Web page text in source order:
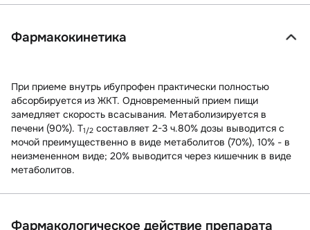
Фармакокинетика
При приеме внутрь ибупрофен практически полностью
абсорбируется из ЖКТ. Одновременный прием пищи
замедляет скорость всасывания. Метаболизируется в
печени (90%). T1/2 составляет 2-3 ч.80% дозы выводится с
мочой преимущественно в виде метаболитов (70%), 10% - в
неизмененном виде; 20% выводится через кишечник в виде
метаболитов.
Фармакологическое действие препарата